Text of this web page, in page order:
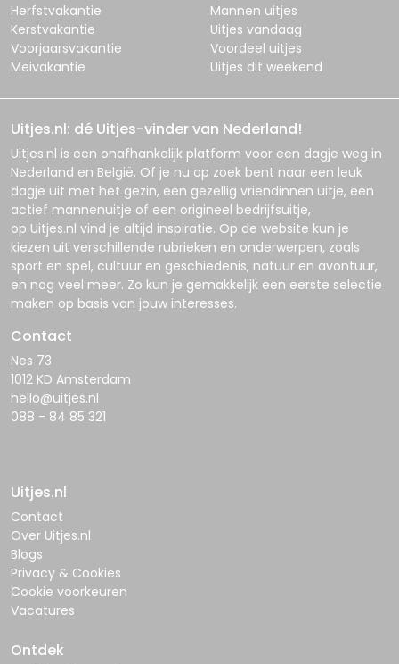
Herfstvakantie
Kerstvakantie
Voorjaarsvakantie
Meivakantie
Mannen uitjes
Uitjes vandaag
Voordeel uitjes
Uitjes dit weekend
Uitjes.nl: dé Uitjes-vinder van Nederland!
Uitjes.nl is een onafhankelijk platform voor een dagje weg in
Nederland en België. Of je nu op zoek bent naar een leuk
dagje uit met het gezin, een gezellig vriendinnen uitje, een
actief mannenuitje of een origineel bedrijfsuitje,
op Uitjes.nl vind je altijd inspiratie. Op de website kun je
kiezen uit verschillende rubrieken en onderwerpen, zoals
sport en spel, cultuur en geschiedenis, natuur en avontuur,
en nog veel meer. Zo kun je gemakkelijk een eerste selectie
maken op basis van jouw interesses.
Contact
Nes 73
1012 KD Amsterdam
hello@uitjes.nl
088 - 84 85 321
Uitjes.nl
Contact
Over Uitjes.nl
Blogs
Privacy & Cookies
Cookie voorkeuren
Vacatures
Ontdek